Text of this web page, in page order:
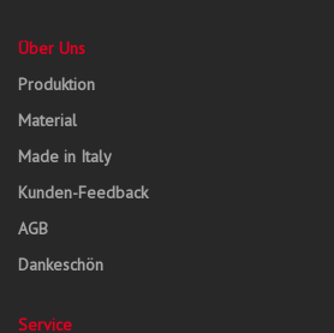
Über Uns
Produktion
Material
Made in Italy
Kunden-Feedback
AGB
Dankeschön
Service